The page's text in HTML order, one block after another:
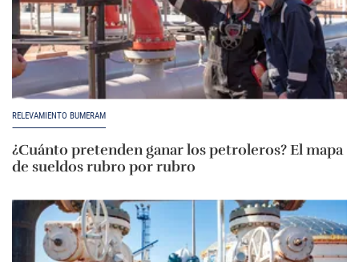
RELEVAMIENTO BUMERAM
¿Cuánto pretenden ganar los petroleros? El mapa
de sueldos rubro por rubro